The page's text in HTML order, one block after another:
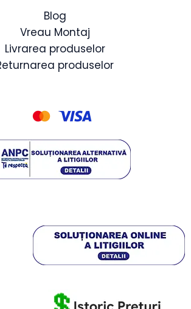
Blog
Vreau Montaj
Livrarea produselor
produselor